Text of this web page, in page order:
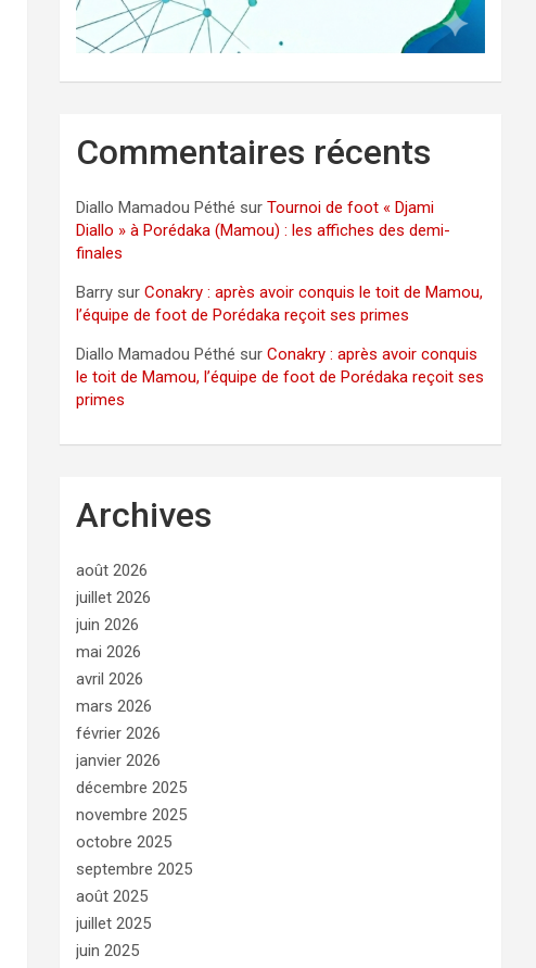
Commentaires récents
Diallo Mamadou Péthé surTournoi de foot « Djami
Diallo » à Porédaka (Mamou) : les affiches des demi-
finales
Barry surConakry : après avoir conquis le toit de Mamou,
l’équipe de foot de Porédaka reçoit ses primes
Diallo Mamadou Péthé surConakry : après avoir conquis
le toit de Mamou, l’équipe de foot de Porédaka reçoit ses
primes
Archives
août 2026
juillet 2026
juin 2026
mai 2026
avril 2026
mars 2026
février 2026
janvier 2026
décembre 2025
novembre 2025
octobre 2025
septembre 2025
août 2025
juillet 2025
juin 2025